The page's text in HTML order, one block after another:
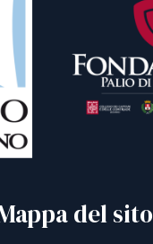
del sito